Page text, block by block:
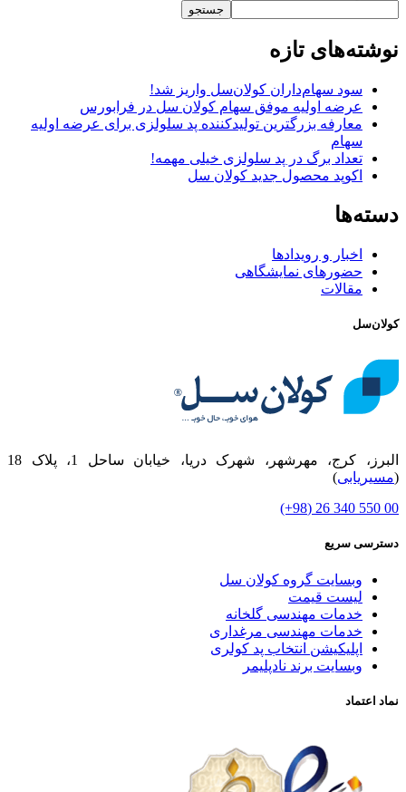
جستجو
نوشته‌های تازه
سود سهام‌داران کولان‌سل واریز شد!
عرضه اولیه موفق سهام کولان سل در فرابورس
معارفه بزرگترین تولیدکننده پد سلولزی برای عرضه اولیه
سهام
تعداد برگ در پد سلولزی خیلی مهمه!
اکوپد محصول جدید کولان‌ سل
دسته‌ها
اخبار و رویدادها
حضورهای نمایشگاهی
مقالات
کولان‌سل
البرز، کرج، مهرشهر، شهرک دریا، خیابان ساحل 1، پلاک 18
(مسیریابی)
00 550 340 26 (98+)
دسترسی سریع
وبسایت گروه کولان سل
لیست قیمت
خدمات مهندسی گلخانه
خدمات مهندسی مرغداری
اپلیکیشن انتخاب پد کولری
وبسایت برند نادپلیمر
نماد اعتماد